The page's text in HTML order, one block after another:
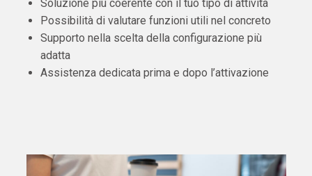
Soluzione più coerente con il tuo tipo di attività
Possibilità di valutare funzioni utili nel concreto
Supporto nella scelta della configurazione più
adatta
Assistenza dedicata prima e dopo l’attivazione